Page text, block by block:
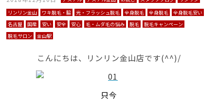
リンリン金山
ワキ脱毛・脇 光・フラッシュ脱毛 全身脱毛 全身脱毛
全身脱毛安い
名古屋
国産 安い 安全 安心 毛・ムダ毛の悩み 脱毛
脱毛キャンペーン
脱毛サロン
金山駅
こんにちは、リンリン金山店です(^^)/
只今